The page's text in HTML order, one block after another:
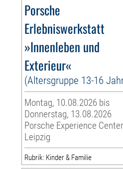
Porsche
Erlebniswerkstatt
»Innenleben und
Exterieur«
(Altersgruppe 13-16
Montag, 10.08.2026 bis
Donnerstag, 13.08.2026
Porsche Experience Center
Leipzig
Rubrik: Kinder & Familie